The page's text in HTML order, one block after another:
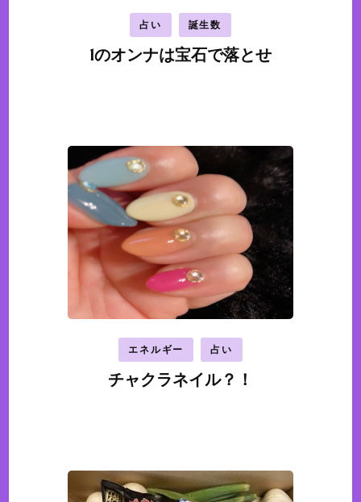
占い 誕生数
1のオンナは宝石で落とせ
エネルギー 占い
チャクラネイル？！